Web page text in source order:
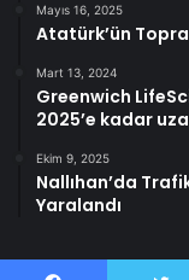
Mayıs 16, 2025
Atatürk’ün
Mart 13, 2024
Greenwich
2025’e kadar
Ekim 9, 2025
Nallıhan’da
Yaralandı